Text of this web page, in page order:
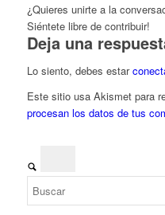
¿Quieres unirte a la
Siéntete libre de contribuir!
Deja una
Lo siento, debes estar
Este sitio usa Akismet para
procesan los datos de tus